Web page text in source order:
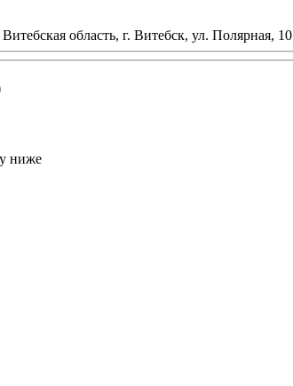
область, г. Витебск, ул. Полярная, 10
ниже